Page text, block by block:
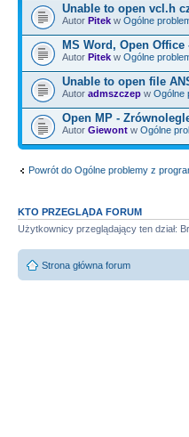
Unable to open vcl.h
Autor Pitek w Ogólne
MS Word, Open
Autor Pitek w Ogólne
Unable to open file
Autor admszczep w Ogólne
Open MP -
Autor Giewont w Ogólne
Powrót do Ogólne problemy z
KTO PRZEGLĄDA FORUM
Użytkownicy przeglądający ten dział:
Strona główna forum